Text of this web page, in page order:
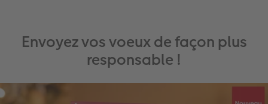
Envoyez vos voeux de façon plus
responsable !